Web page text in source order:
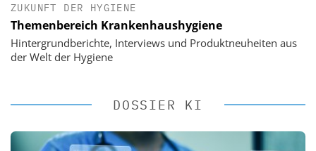
ZUKUNFT DER HYGIENE
Themenbereich Krankenhaushygiene
Hintergrundberichte, Interviews und Produktneuheiten aus
der Welt der Hygiene
DOSSIER KI